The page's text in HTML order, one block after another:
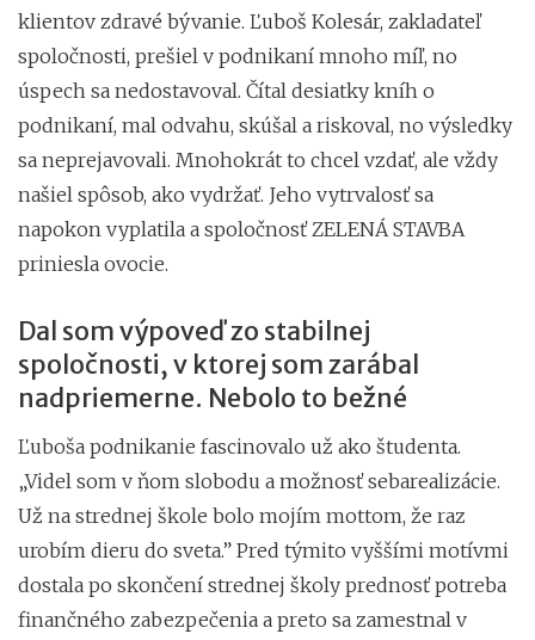
klientov zdravé bývanie. Ľuboš Kolesár, zakladateľ
spoločnosti, prešiel v podnikaní mnoho míľ, no
úspech sa nedostavoval. Čítal desiatky kníh o
podnikaní, mal odvahu, skúšal a riskoval, no výsledky
sa neprejavovali. Mnohokrát to chcel vzdať, ale vždy
našiel spôsob, ako vydržať. Jeho vytrvalosť sa
napokon vyplatila a spoločnosť ZELENÁ STAVBA
priniesla ovocie.
Dal som výpoveď zo stabilnej
spoločnosti, v ktorej som zarábal
nadpriemerne. Nebolo to bežné
Ľuboša podnikanie fascinovalo už ako študenta.
„Videl som v ňom slobodu a možnosť sebarealizácie.
Už na strednej škole bolo mojím mottom, že raz
urobím dieru do sveta.” Pred týmito vyššími motívmi
dostala po skončení strednej školy prednosť potreba
finančného zabezpečenia a preto sa zamestnal v